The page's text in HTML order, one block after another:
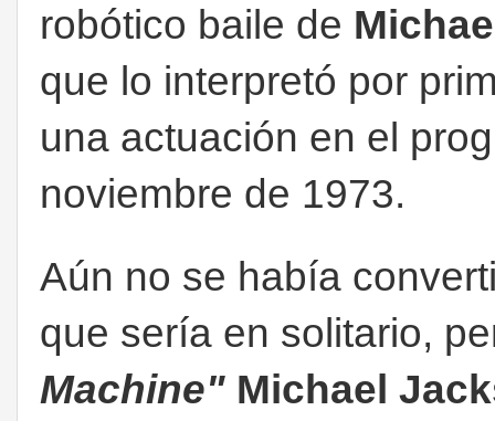
robótico baile de
que lo interpretó por
una actuación en el
noviembre de 1973.
Aún no se había
que sería en solitario,
Machine" Michael